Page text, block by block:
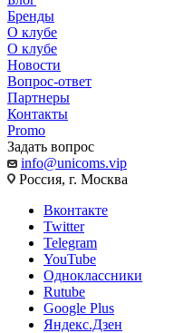
Бренды
О клубе
О клубе
Новости
Вопрос-ответ
Партнеры
Контакты
Promo
Задать вопрос
info@unicoms.vip
Россия, г. Москва
Вконтакте
Twitter
Telegram
YouTube
Одноклассники
Rutube
Google Plus
Яндекс.Дзен